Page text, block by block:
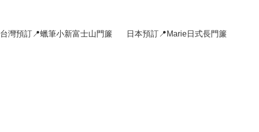
台灣預訂📍蠟筆小新富士山門簾 日本預訂📍Marie日式長門簾